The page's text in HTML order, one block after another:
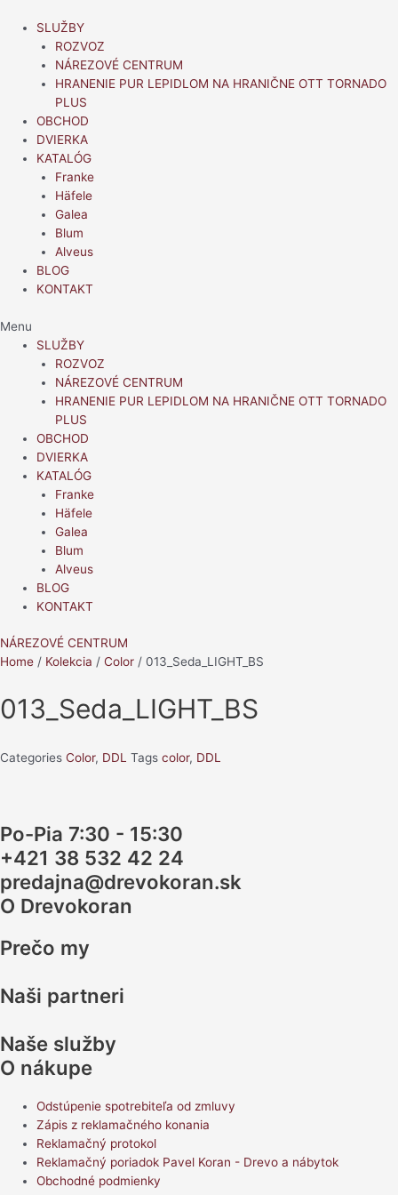
SLUŽBY
ROZVOZ
NÁREZOVÉ CENTRUM
HRANENIE PUR LEPIDLOM NA HRANIČNE OTT TORNADO
PLUS
OBCHOD
DVIERKA
KATALÓG
Franke
Häfele
Galea
Blum
Alveus
BLOG
KONTAKT
Menu
SLUŽBY
ROZVOZ
NÁREZOVÉ CENTRUM
HRANENIE PUR LEPIDLOM NA HRANIČNE OTT TORNADO
PLUS
OBCHOD
DVIERKA
KATALÓG
Franke
Häfele
Galea
Blum
Alveus
BLOG
KONTAKT
NÁREZOVÉ CENTRUM
Home / Kolekcia / Color / 013_Seda_LIGHT_BS
013_Seda_LIGHT_BS
Categories Color, DDL Tags color, DDL
Po-Pia 7:30 - 15:30
+421 38 532 42 24
predajna@drevokoran.sk
O Drevokoran
Prečo my
Naši partneri
Naše služby
O nákupe
Odstúpenie spotrebiteľa od zmluvy
Zápis z reklamačného konania
Reklamačný protokol
Reklamačný poriadok Pavel Koran - Drevo a nábytok
Obchodné podmienky